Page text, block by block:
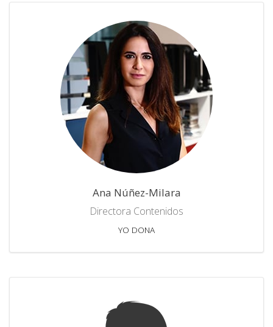
Ana Núñez-Milara
Directora Contenidos
YO DONA